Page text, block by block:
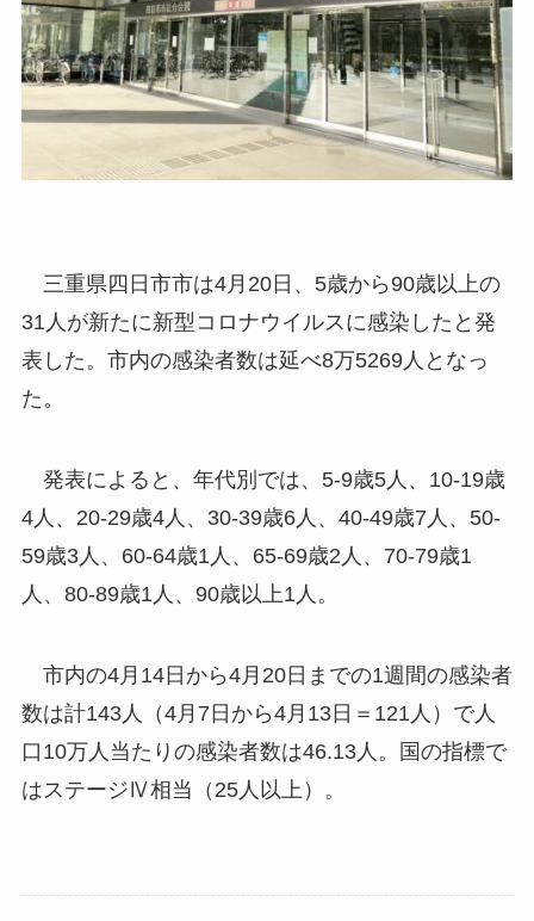
三重県四日市市は4月20日、5歳から90歳以上の
31人が新たに新型コロナウイルスに感染したと発
表した。市内の感染者数は延べ8万5269人となっ
た。
発表によると、年代別では、5-9歳5人、10-19歳
4人、20-29歳4人、30-39歳6人、40-49歳7人、50-
59歳3人、60-64歳1人、65-69歳2人、70-79歳1
人、80-89歳1人、90歳以上1人。
市内の4月14日から4月20日までの1週間の感染者
数は計143人（4月7日から4月13日＝121人）で人
口10万人当たりの感染者数は46.13人。国の指標で
はステージⅣ相当（25人以上）。